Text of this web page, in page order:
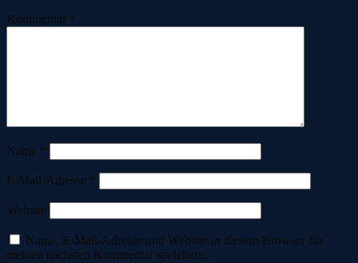
Kommentar *
Name *
E-Mail-Adresse *
Website
Name, E-Mail-Adresse und Website in diesem Browser für
meinen nächsten Kommentar speichern.